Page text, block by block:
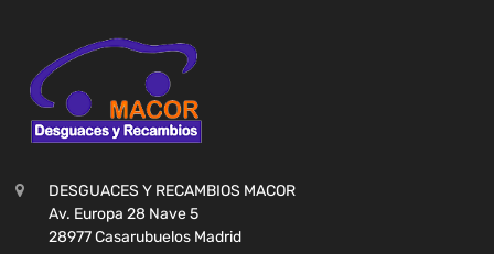
DESGUACES Y RECAMBIOS MACOR
Av. Europa 28 Nave 5
28977 Casarubuelos Madrid